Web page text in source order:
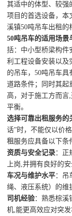
其适中的体型、较强
项目的首选设备，本
溪镇50吨吊车出租的
50吨吊车的适用场景
括：中小型桥梁构件
利工程设备安装以及
的吊车，50吨吊车
道路条件；同时其起
高，对于施工方而言
平衡。
选择可靠出租服务的
话”时，不能仅以价
租服务应具备以下条
资质与安全记录：正
上岗,并拥有良好的
车况与维护水平：吊
绳、液压系统）的维
司机经验：熟悉棕溪
机,能更高效应对突发